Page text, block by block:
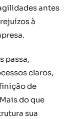
antes
à
passa,
claros,
de
do que
sua